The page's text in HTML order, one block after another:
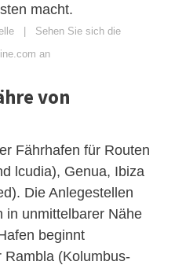
macht.
| Sehen Sie sich die
an
von
Fährhafen für Routen
lcudia), Genua, Ibiza
Die Anlegestellen
in unmittelbarer Nähe
beginnt
Rambla (Kolumbus-